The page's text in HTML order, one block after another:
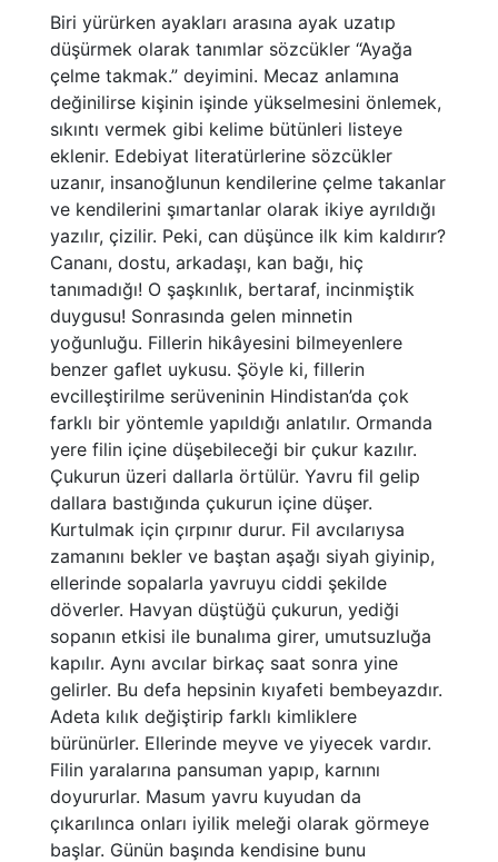
Biri yürürken ayakları arasına ayak uzatıp
düşürmek olarak tanımlar sözcükler “Ayağa
çelme takmak.” deyimini. Mecaz anlamına
değinilirse kişinin işinde yükselmesini önlemek,
sıkıntı vermek gibi kelime bütünleri listeye
eklenir. Edebiyat literatürlerine sözcükler
uzanır, insanoğlunun kendilerine çelme takanlar
ve kendilerini şımartanlar olarak ikiye ayrıldığı
yazılır, çizilir. Peki, can düşünce ilk kim kaldırır?
Cananı, dostu, arkadaşı, kan bağı, hiç
tanımadığı! O şaşkınlık, bertaraf, incinmiştik
duygusu! Sonrasında gelen minnetin
yoğunluğu. Fillerin hikâyesini bilmeyenlere
benzer gaflet uykusu. Şöyle ki, fillerin
evcilleştirilme serüveninin Hindistan’da çok
farklı bir yöntemle yapıldığı anlatılır. Ormanda
yere filin içine düşebileceği bir çukur kazılır.
Çukurun üzeri dallarla örtülür. Yavru fil gelip
dallara bastığında çukurun içine düşer.
Kurtulmak için çırpınır durur. Fil avcılarıysa
zamanını bekler ve baştan aşağı siyah giyinip,
ellerinde sopalarla yavruyu ciddi şekilde
döverler. Havyan düştüğü çukurun, yediği
sopanın etkisi ile bunalıma girer, umutsuzluğa
kapılır. Aynı avcılar birkaç saat sonra yine
gelirler. Bu defa hepsinin kıyafeti bembeyazdır.
Adeta kılık değiştirip farklı kimliklere
bürünürler. Ellerinde meyve ve yiyecek vardır.
Filin yaralarına pansuman yapıp, karnını
doyururlar. Masum yavru kuyudan da
çıkarılınca onları iyilik meleği olarak görmeye
başlar. Günün başında kendisine bunu